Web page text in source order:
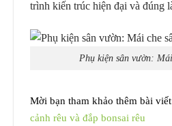
trình kiến trúc hiện đại và đúng
Phụ kiện sân vườn:
Mời bạn tham khảo thêm bài
cảnh rêu và đắp bonsai rêu